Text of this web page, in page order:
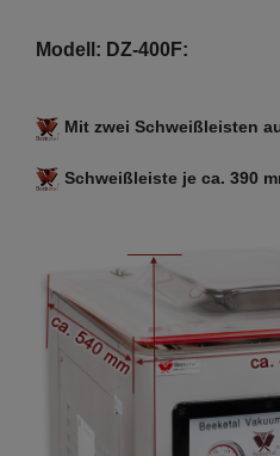
Modell: DZ-400F:
Mit zwei Schweißleisten
Schweißleiste je ca. 390